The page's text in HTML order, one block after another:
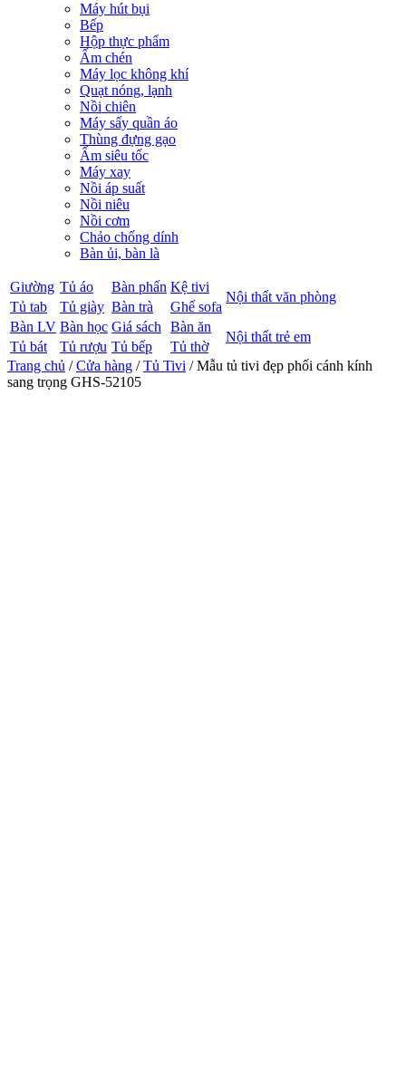
Máy hút bụi
Bếp
Hộp thực phẩm
Ấm chén
Máy lọc không khí
Quạt nóng, lạnh
Nồi chiên
Máy sấy quần áo
Thùng đựng gạo
Ấm siêu tốc
Máy xay
Nồi áp suất
Nồi niêu
Nồi cơm
Chảo chống dính
Bàn ủi, bàn là
Giường Tủ áo Bàn phấn Kệ tivi
Nội thất văn phòng
Tủ tab Tủ giày Bàn trà
Ghế sofa
Bàn LV Bàn học Giá sách Bàn ăn
Nội thất trẻ em
Tủ bát Tủ rượu Tủ bếp
Tủ thờ
Trang chủ /Cửa hàng /Tủ Tivi / Mẫu tủ tivi đẹp phối cánh kính
sang trọng GHS-52105